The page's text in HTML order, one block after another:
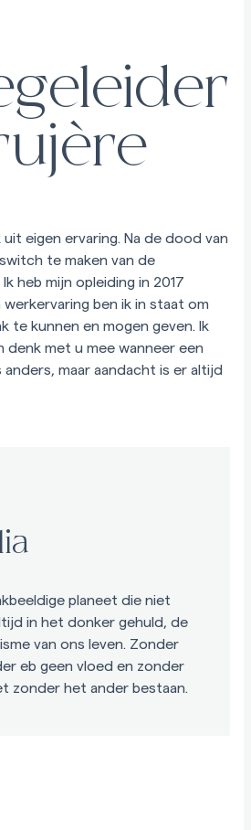
eigen ervaring. Na de dood van
te maken van de
heb mijn opleiding in 2017
ben ik in staat om
te kunnen en mogen geven. Ik
denk met u mee wanneer een
maar aandacht is er altijd
planeet die niet
in het donker gehuld, de
van ons leven. Zonder
eb geen vloed en zonder
zonder het ander bestaan.